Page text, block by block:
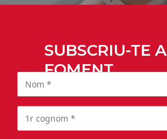
SUBSCRIU-TE A
FOMENT